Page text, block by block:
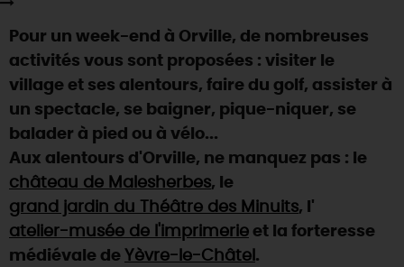
TOUTES LES ACTIVITÉS
Vins et vignobles
Chic,une aire de pique-nique
Par ici lesguinguettes
Que rapporter du Loiret ?
La Route desMétiers d'Art
TOUT L'ART DE VIVRE
(re)Découvrir les coulisses de la Faïencerie de
Gien !
Expérimenterles parcours Baludik 🕵️
Rendez-vous de la nature en 2026
Des sorties en famille dans le Loiret !
Programme des animations "Loiret au fil de l'eau"
INFOS & SERVICES
RÉSERVERMAINTENANT
Pour un week-end à Orville, de nombreuses
activités vous sont proposées : visiter le
village et ses alentours, faire du golf, assister à
un spectacle, se baigner, pique-niquer, se
balader à pied ou à vélo...
Aux alentours d'Orville, ne manquez pas : le
château de Malesherbes, le
grand jardin du Théâtre des Minuits, l'
atelier-musée de l'imprimerie et la forteresse
médiévale de Yèvre-le-Châtel .